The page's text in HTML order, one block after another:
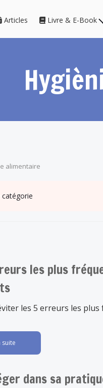
Articles Livre & E-Book
alimentaire
les plus
les 5 erreurs les
suite
dans sa